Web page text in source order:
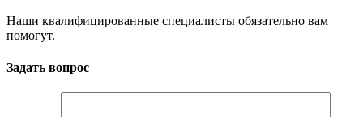
Наши квалифицированные специалисты обязательно вам
помогут.
Задать вопрос